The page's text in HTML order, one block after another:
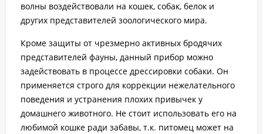
волны воздействовали на кошек, собак, белок и
других представителей зоологического мира.
Кроме защиты от чрезмерно активных бродячих
представителей фауны, данный прибор можно
задействовать в процессе дрессировки собаки. Он
применяется строго для коррекции нежелательного
поведения и устранения плохих привычек у
домашнего животного. Не стоит использовать его на
любимой кошке ради забавы, т.к. питомец может на